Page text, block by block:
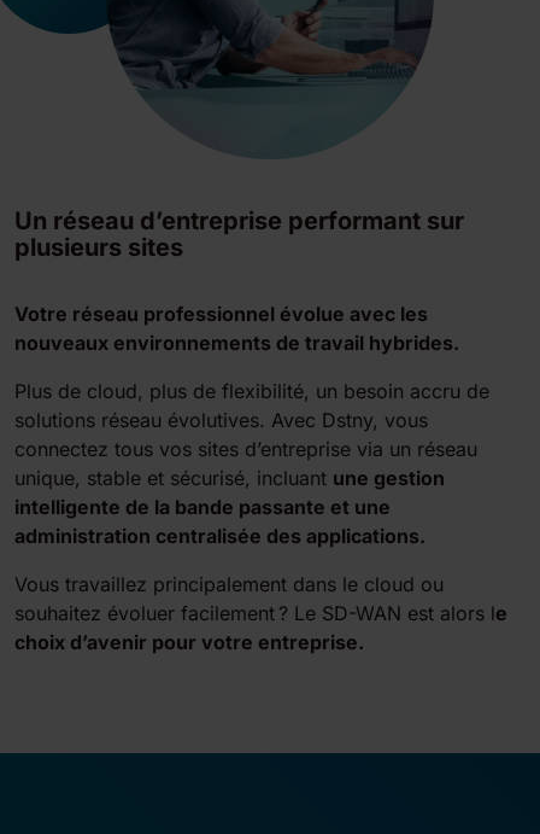
Un réseau d’entreprise performant sur
plusieurs sites
Votre réseau professionnel évolue avec les
nouveaux environnements de travail hybrides.
Plus de cloud, plus de flexibilité, un besoin accru de
solutions réseau évolutives. Avec Dstny, vous
connectez tous vos sites d’entreprise via un réseau
unique, stable et sécurisé, incluant une gestion
intelligente de la bande passante et une
administration centralisée des applications.
Vous travaillez principalement dans le cloud ou
souhaitez évoluer facilement ? Le SD-WAN est alors le
choix d’avenir pour votre entreprise.